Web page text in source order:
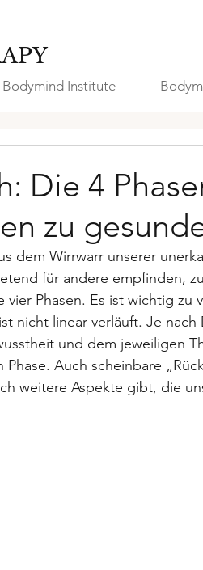
Bodymind Institute
Die 4
zu
dem Wirrwarr unserer
für andere empfinden,
vier Phasen. Es ist wichtig zu
nicht linear verläuft. Je
und dem jeweiligen
Phase. Auch scheinbare
weitere Aspekte gibt, die